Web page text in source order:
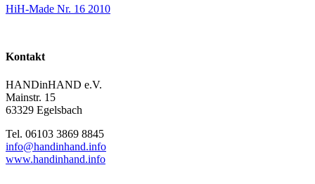
HiH-Made Nr. 16 2010
Kontakt
HANDinHAND e.V.
Mainstr. 15
63329 Egelsbach
Tel. 06103 3869 8845
info@handinhand.info
www.handinhand.info